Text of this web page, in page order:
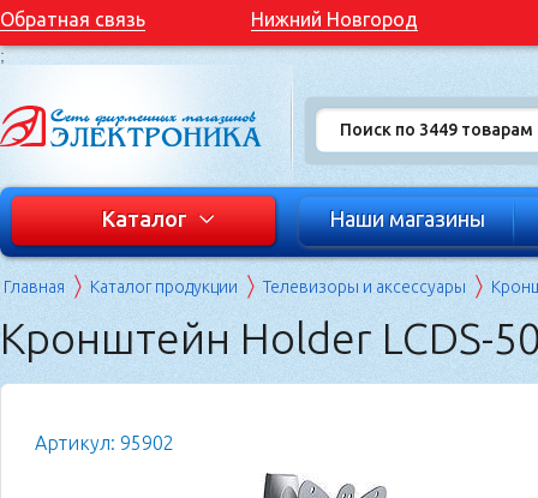
Обратная связь Нижний Новгород
;
Каталог Наши магазины
Главная Каталог продукции Телевизоры и аксессуары
Кронштейн Holder LCDS-
Артикул: 95902